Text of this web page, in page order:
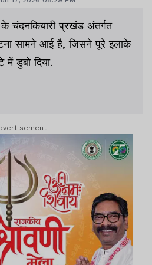
चंदनकियारी प्रखंड अंतर्गत
सामने आई है, जिसने पूरे इलाके
डुबो दिया.